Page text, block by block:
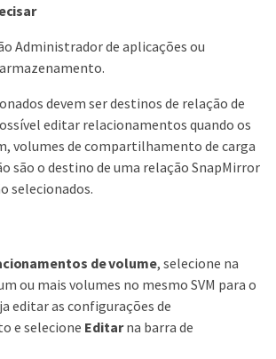
Administrador de aplicações ou
devem ser destinos de relação de
editar relacionamentos quando os
volumes de compartilhamento de carga
são o destino de uma relação SnapMirror
selecionados.
de volume, selecione na
ou mais volumes no mesmo SVM para o
editar as configurações de
e selecione Editarna barra de